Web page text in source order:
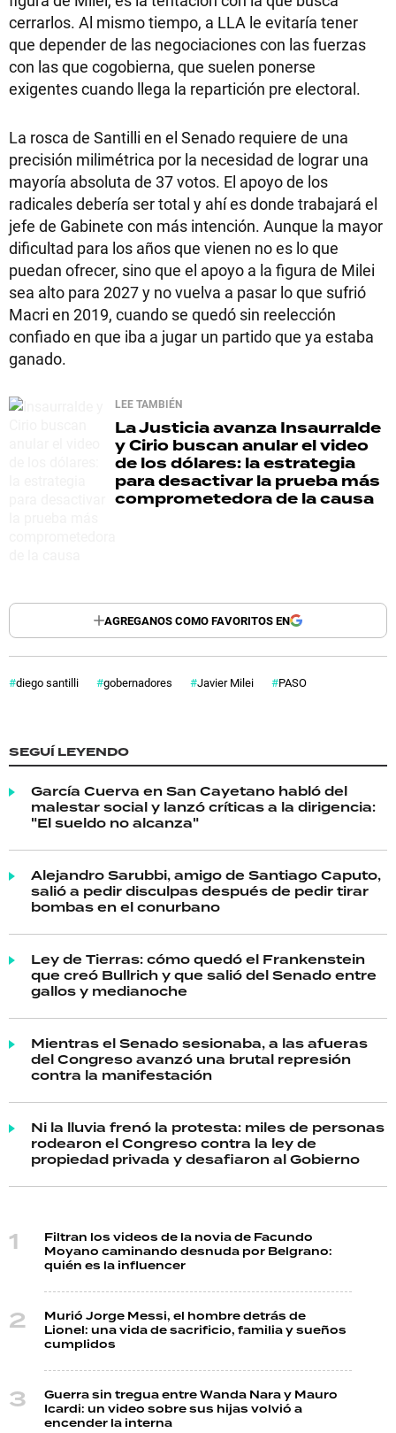
cerrarlos. Al mismo tiempo, a LLA le evitaría tener
que depender de las negociaciones con las fuerzas
con las que cogobierna, que suelen ponerse
exigentes cuando llega la repartición pre electoral.
La rosca de Santilli en el Senado requiere de una
precisión milimétrica por la necesidad de lograr una
mayoría absoluta de 37 votos. El apoyo de los
radicales debería ser total y ahí es donde trabajará el
jefe de Gabinete con más intención. Aunque la mayor
dificultad para los años que vienen no es lo que
puedan ofrecer, sino que el apoyo a la figura de Milei
sea alto para 2027 y no vuelva a pasar lo que sufrió
Macri en 2019, cuando se quedó sin reelección
confiado en que iba a jugar un partido que ya estaba
ganado.
LEE TAMBIÉN
La Justicia avanza Insaurralde
y Cirio buscan anular el video
de los dólares: la estrategia
para desactivar la prueba más
comprometedora de la causa
AGREGANOS COMO FAVORITOS EN
diego santilli gobernadores Javier Milei PASO
SEGUÍ LEYENDO
García Cuerva en San Cayetano habló del
malestar social y lanzó críticas a la dirigencia:
"El sueldo no alcanza"
Alejandro Sarubbi, amigo de Santiago Caputo,
salió a pedir disculpas después de pedir tirar
bombas en el conurbano
Ley de Tierras: cómo quedó el Frankenstein
que creó Bullrich y que salió del Senado entre
gallos y medianoche
Mientras el Senado sesionaba, a las afueras
del Congreso avanzó una brutal represión
contra la manifestación
Ni la lluvia frenó la protesta: miles de personas
rodearon el Congreso contra la ley de
propiedad privada y desafiaron al Gobierno
Filtran los videos de la novia de Facundo
Moyano caminando desnuda por Belgrano:
quién es la influencer
Murió Jorge Messi, el hombre detrás de
Lionel: una vida de sacrificio, familia y sueños
cumplidos
Guerra sin tregua entre Wanda Nara y Mauro
Icardi: un video sobre sus hijas volvió a
encender la interna